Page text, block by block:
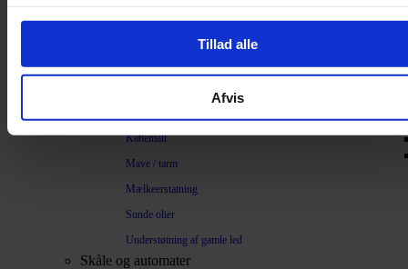
Tillad alle
Afvis
Kosttilskud
Kattemalt
Mave / tarm
Mælkeerstatning
Sunde olier
Understøtning af gamle led
Skåle og automater